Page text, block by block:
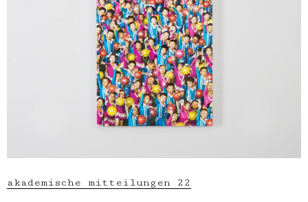
akademische mitteilungen 22